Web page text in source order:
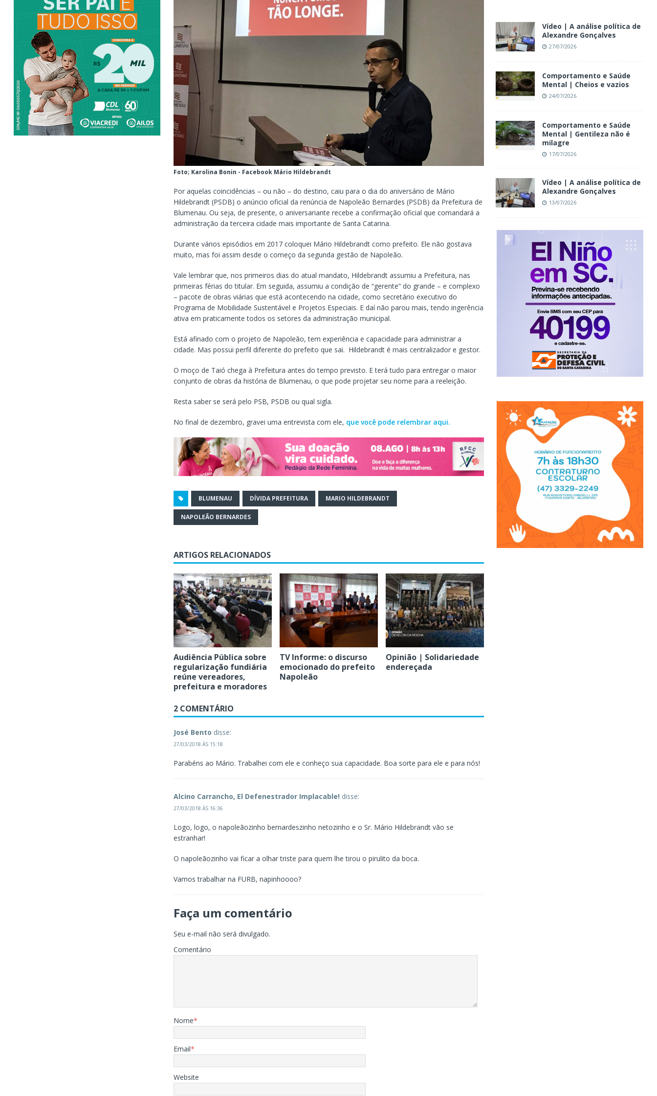
Foto; Karolina Bonin - Facebook Mário Hildebrandt
Por aquelas coincidências – ou não – do destino, caiu para o dia do aniversário de Mário
Hildebrandt (PSDB) o anúncio oficial da renúncia de Napoleão Bernardes (PSDB) da Prefeitura de
Blumenau. Ou seja, de presente, o aniversariante recebe a confirmação oficial que comandará a
administração da terceira cidade mais importante de Santa Catarina.
Durante vários episódios em 2017 coloquei Mário Hildebrandt como prefeito. Ele não gostava
muito, mas foi assim desde o começo da segunda gestão de Napoleão.
Vale lembrar que, nos primeiros dias do atual mandato, Hildebrandt assumiu a Prefeitura, nas
primeiras férias do titular. Em seguida, assumiu a condição de “gerente” do grande – e complexo
– pacote de obras viárias que está acontecendo na cidade, como secretário executivo do
Programa de Mobilidade Sustentável e Projetos Especiais. E daí não parou mais, tendo ingerência
ativa em praticamente todos os setores da administração municipal.
Está afinado com o projeto de Napoleão, tem experiência e capacidade para administrar a
cidade. Mas possui perfil diferente do prefeito que sai. Hildebrandt é mais centralizador e gestor.
O moço de Taió chega à Prefeitura antes do tempo previsto. E terá tudo para entregar o maior
conjunto de obras da história de Blumenau, o que pode projetar seu nome para a reeleição.
Resta saber se será pelo PSB, PSDB ou qual sigla.
No final de dezembro, gravei uma entrevista com ele, que você pode relembrar aqui.
BLUMENAU DÍVIDA PREFEITURA MARIO HILDEBRANDT
NAPOLEÃO BERNARDES
ARTIGOS RELACIONADOS
Audiência Pública sobre
regularização fundiária
reúne vereadores,
prefeitura e moradores
TV Informe: o discurso
emocionado do prefeito
Napoleão
Opinião | Solidariedade
endereçada
2 COMENTÁRIO
José Bento disse:
27/03/2018 ÀS 15:18
Parabéns ao Mário. Trabalhei com ele e conheço sua capacidade. Boa sorte para ele e para nós!
Alcino Carrancho, El Defenestrador Implacable! disse:
27/03/2018 ÀS 16:36
Logo, logo, o napoleãozinho bernardeszinho netozinho e o Sr. Mário Hildebrandt vão se
estranhar!
O napoleãozinho vai ficar a olhar triste para quem lhe tirou o pirulito da boca.
Vamos trabalhar na FURB, napinhoooo?
Faça um comentário
Seu e-mail não será divulgado.
Comentário
Nome*
Email*
Website
Vídeo | A análise política de
Alexandre Gonçalves
27/07/2026
Comportamento e Saúde
Mental | Cheios e vazios
24/07/2026
Comportamento e Saúde
Mental | Gentileza não é
milagre
17/07/2026
Vídeo | A análise política de
Alexandre Gonçalves
13/07/2026